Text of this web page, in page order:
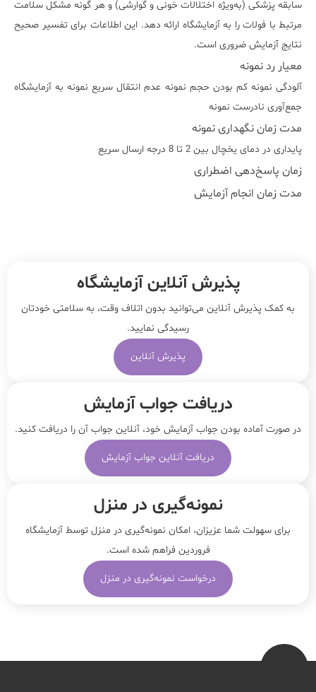
سابقه پزشکی (به‌ویژه اختلالات خونی و گوارشی) و هر گونه مشکل سلامت
مرتبط با فولات را به آزمایشگاه ارائه دهد. این اطلاعات برای تفسیر صحیح
نتایج آزمایش ضروری است.
معیار رد نمونه
آلودگی نمونه کم بودن حجم نمونه عدم انتقال سریع نمونه به آزمایشگاه
جمع‌آوری نادرست نمونه
مدت زمان نگهداری نمونه
پایداری در دمای یخچال بین 2 تا 8 درجه ارسال سريع
زمان پاسخ‌دهی اضطراری
مدت زمان انجام آزمایش
پذیرش آنلاین آزمایشگاه
به کمک پذیرش آنلاین می‌توانید بدون اتلاف وقت، به سلامتی خودتان
رسیدگی نمایید.
پذیرش آنلاین
دریافت جواب آزمایش
در صورت آماده بودن جواب آزمایش خود، آنلاین جواب‌ آن را دریافت کنید.
دریافت آنلاین جواب آزمایش
نمونه‌‌گیری در منزل
برای سهولت شما عزیزان، امکان نمونه‌گیری در منزل توسط آزمایشگاه
فروردین فراهم شده است.
درخواست نمونه‌گیری در منزل